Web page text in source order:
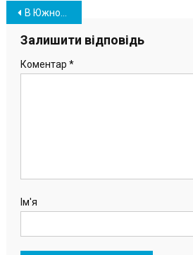
Навігація
записів
В Южном в организацию новогодних праздников внесут коррективы
Залишити відповідь
Коментар *
Ім'я